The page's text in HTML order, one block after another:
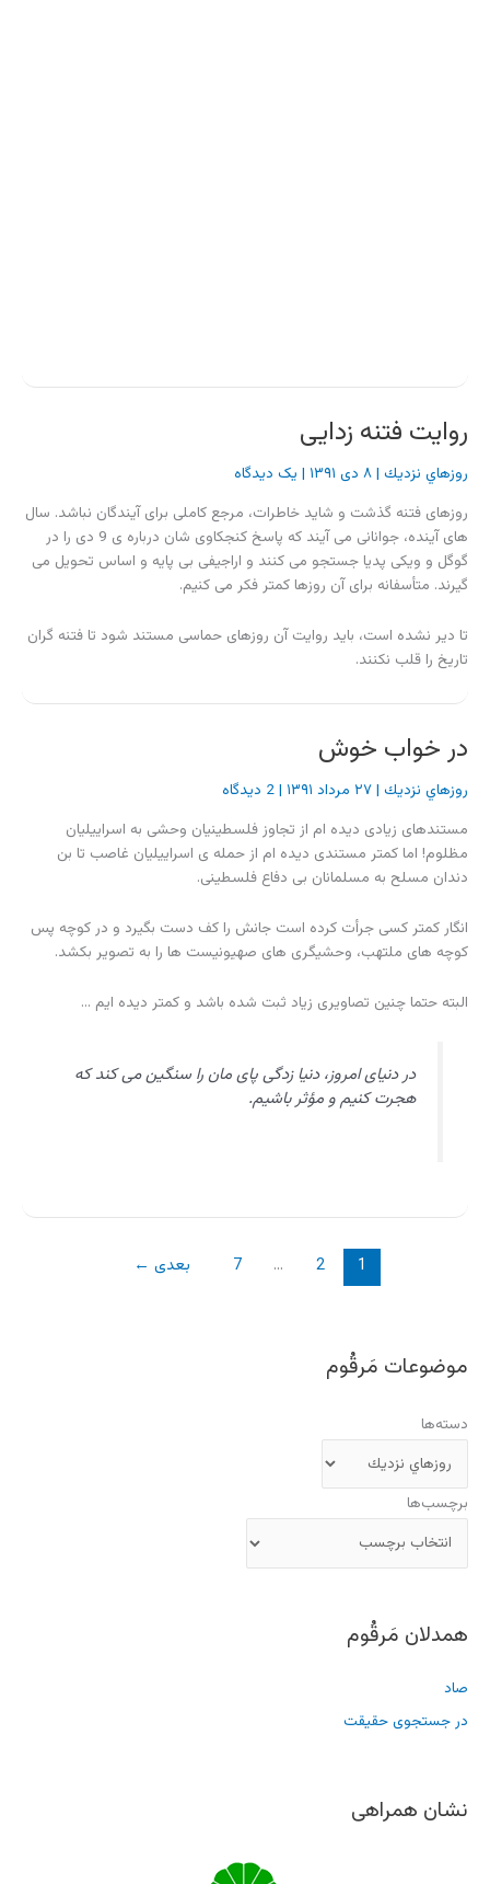
روایت فتنه زدایی
روزهاي نزديك |۸ دی ۱۳۹۱ | یک دیدگاه
روزهای فتنه گذشت و شاید خاطرات، مرجع کاملی برای آیندگان نباشد. سال
های آینده، جوانانی می آیند که پاسخ کنجکاوی شان درباره ی 9 دی را در
گوگل و ویکی پدیا جستجو می کنند و اراجیفی بی پایه و اساس تحویل می
گیرند. متأسفانه برای آن روزها کمتر فکر می کنیم.
تا دیر نشده است، باید روایت آن روزهای حماسی مستند شود تا فتنه گران
تاریخ را قلب نکنند.
در خواب خوش
روزهاي نزديك |۲۷ مرداد ۱۳۹۱ |2 دیدگاه
مستندهای زیادی دیده ام از تجاوز فلسطینیان وحشی به اسراییلیان
مظلوم! اما کمتر مستندی دیده ام از حمله ی اسراییلیان غاصب تا بن
دندان مسلح به مسلمانان بی دفاع فلسطینی.
انگار کمتر کسی جرأت کرده است جانش را کف دست بگیرد و در کوچه پس
کوچه های ملتهب، وحشیگری های صهیونیست ها را به تصویر بکشد.
البته حتما چنین تصاویری زیاد ثبت شده باشد و کمتر دیده ایم …
در دنیای امروز، دنیا زدگی پای مان را سنگین می کند که
هجرت کنیم و مؤثر باشیم.
1
2
…
7 بعدی ←
موضوعات مَرقُوم
دسته‌ها
برچسب‌ها
همدلان مَرقُوم
صاد
در جستجوی حقیقت
نشان همراهی